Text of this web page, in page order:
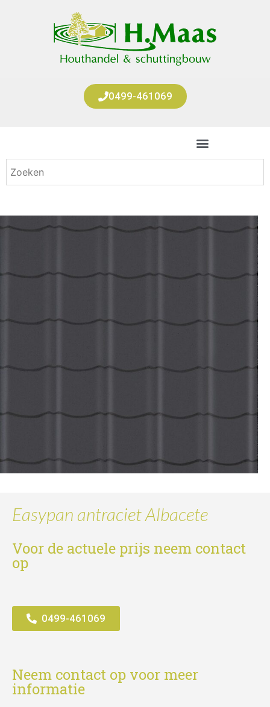
0499-461069
Easypan antraciet Albacete
Voor de actuele prijs neem contact
op
0499-461069
Neem contact op voor meer
informatie